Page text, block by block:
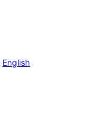
English